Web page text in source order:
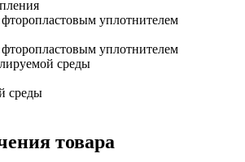
уплотнителем
уплотнителем
среды
среды
товара